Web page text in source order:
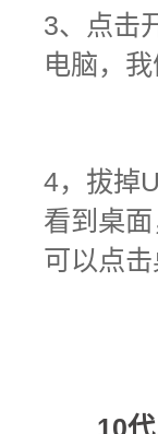
3、点击
电脑，
4，拔掉
看到桌
可以点击
10代以